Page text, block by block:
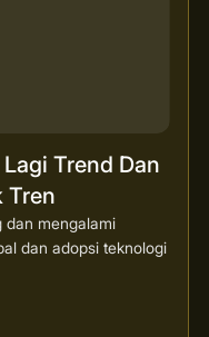
Trend Dan
Tren
dan mengalami
dan adopsi teknologi